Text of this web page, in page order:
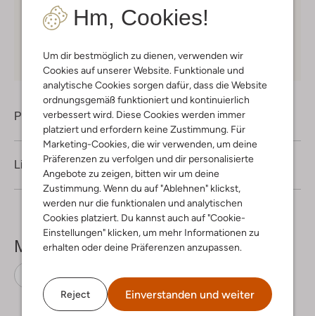
Hm, Cookies!
Um dir bestmöglich zu dienen, verwenden wir
Cookies auf unserer Website. Funktionale und
analytische Cookies sorgen dafür, dass die Website
ordnungsgemäß funktioniert und kontinuierlich
verbessert wird. Diese Cookies werden immer
platziert und erfordern keine Zustimmung. Für
Marketing-Cookies, die wir verwenden, um deine
Präferenzen zu verfolgen und dir personalisierte
Angebote zu zeigen, bitten wir um deine
Zustimmung. Wenn du auf "Ablehnen" klickst,
werden nur die funktionalen und analytischen
Cookies platziert. Du kannst auch auf "Cookie-
Einstellungen" klicken, um mehr Informationen zu
erhalten oder deine Präferenzen anzupassen.
Reject Einverstanden und weiter
Kostenloser Versand
Mitglieder in Deutschland
Produktinformation
Lieferung & Rückgabe
Mehr sehen
Hohe Stiefel Via Vai Leder